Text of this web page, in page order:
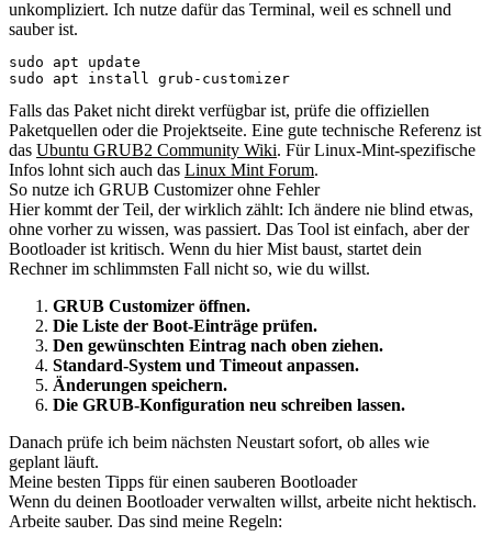
unkompliziert. Ich nutze dafür das Terminal, weil es schnell und
sauber ist.
sudo apt update
sudo apt install grub-customizer
Falls das Paket nicht direkt verfügbar ist, prüfe die offiziellen
Paketquellen oder die Projektseite. Eine gute technische Referenz ist
das Ubuntu GRUB2 Community Wiki. Für Linux-Mint-spezifische
Infos lohnt sich auch das Linux Mint Forum.
So nutze ich GRUB Customizer ohne Fehler
Hier kommt der Teil, der wirklich zählt: Ich ändere nie blind etwas,
ohne vorher zu wissen, was passiert. Das Tool ist einfach, aber der
Bootloader ist kritisch. Wenn du hier Mist baust, startet dein
Rechner im schlimmsten Fall nicht so, wie du willst.
GRUB Customizer öffnen.
Die Liste der Boot-Einträge prüfen.
Den gewünschten Eintrag nach oben ziehen.
Standard-System und Timeout anpassen.
Änderungen speichern.
Die GRUB-Konfiguration neu schreiben lassen.
Danach prüfe ich beim nächsten Neustart sofort, ob alles wie
geplant läuft.
Meine besten Tipps für einen sauberen Bootloader
Wenn du deinen Bootloader verwalten willst, arbeite nicht hektisch.
Arbeite sauber. Das sind meine Regeln: